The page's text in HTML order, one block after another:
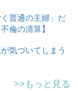
普通の主婦」だ
倫の清算】
気づいてしまう
>>もっと見る